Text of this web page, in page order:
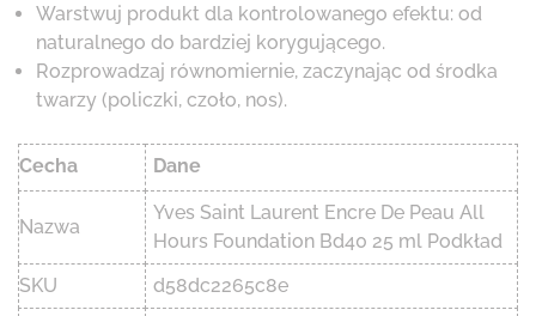
Warstwuj produkt dla kontrolowanego efektu: od
naturalnego do bardziej korygującego.
Rozprowadzaj równomiernie, zaczynając od środka
twarzy (policzki, czoło, nos).
Cecha Dane
Nazwa
Yves Saint Laurent Encre De Peau All
Hours Foundation Bd40 25 ml Podkład
SKU
d58dc2265c8e